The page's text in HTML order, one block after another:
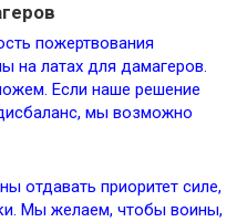
пожертвования
на латах для дамагеров.
Если наше решение
мы возможно
отдавать приоритет силе,
Мы желаем, чтобы воины,